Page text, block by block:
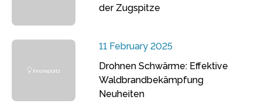
der Zugspitze
11 February 2025
Drohnen Schwärme: Effektive
Waldbrandbekämpfung
Neuheiten